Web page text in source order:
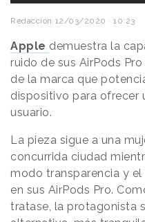
Redacción 12/03/2020 · 10:23
Apple demuestra la
ruido de sus AirPods Pro
de la marca que
dispositivo para ofrecer
usuario.
La pieza sigue a una
concurrida ciudad
modo transparencia y
en sus AirPods Pro.
tratase, la protagonista